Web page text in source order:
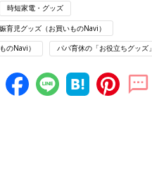
時短家電・グッズ
育児グッズ（お買いものNavi）
のNavi） パパ育休の「お役立ちグッズ」